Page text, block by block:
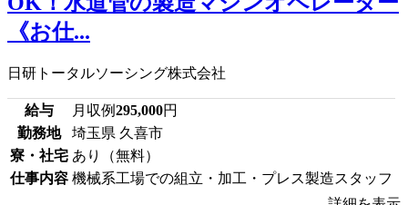
《お仕...
日研トータルソーシング株式会社
給与 月収例295,000円
勤務地
埼玉県 久喜市
寮・社宅 あり（無料）
仕事内容 機械系工場での組立・加工・プレス製造スタッフ